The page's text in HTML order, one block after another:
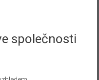
společnosti